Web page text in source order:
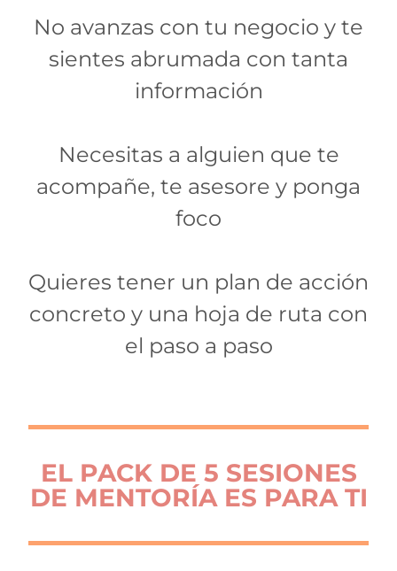
No avanzas con tu negocio y te
sientes abrumada con tanta
información
Necesitas a alguien que te
acompañe, te asesore y ponga
foco
Quieres tener un plan de acción
concreto y una hoja de ruta con
el paso a paso
EL PACK DE 5 SESIONES
DE MENTORÍA ES PARA TI